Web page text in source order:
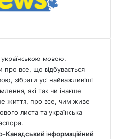
мовою.
про все, що відбувається
зібрати усі найважливіші
які так чи інакше
життя, про все, чим живе
листа та українська
Канадський інформаційний